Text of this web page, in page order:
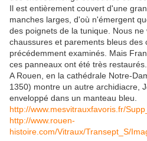
Il est entièrement couvert d'une
manches larges, d'où n'émergent
des poignets de la tunique. Nous
chaussures et parements bleus des
précédemment examinés. Mais
ces panneaux ont été très restaurés.
A Rouen, en la cathédrale Notre-
1350) montre un autre archidiacre,
enveloppé dans un manteau bleu.
http://www.mesvitrauxfavoris.fr/
http://www.rouen-
histoire.com/Vitraux/Transept_S/